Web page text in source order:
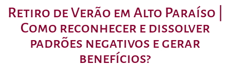
Retiro de Verão em Alto Paraíso |
Como reconhecer e dissolver
padrões negativos e gerar
benefícios?